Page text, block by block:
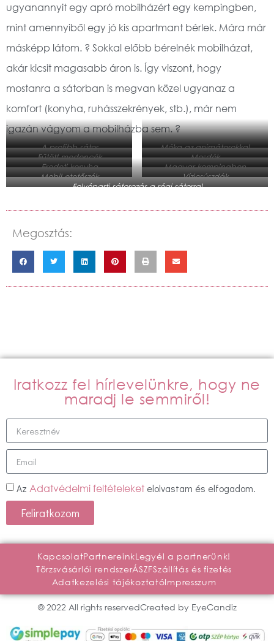
ugyanannyit egy apró mobilházért egy kempingben,
mint amennyiből egy jó kis apartmant bérlek. Mára már
másképp látom. ? Sokkal előbb bérelnék mobilházat,
akár kicsit magasabb áron is. Így viszont, hogy
mostanra a sátorban is megvan közel ugyanaz a
komfort (konyha, ruhásszekrények, stb.), már nem
igazán vágyom a mobilházba sem. ?
A profibb sátor
Móka az animátorokkal
Fűtött medencék
Mosdók
Eredeti konyha
Magyar kempingben
Mobil etetőszék
Vízicsúszdák
Folyóparti sátorozás a régi sátorral
Megosztás:
Iratkozz fel hírlevelünkre, hogy ne
maradj le semmiről!
Az Adatvédelmi feltételeket elolvastam és elfogadom.
Feliratkozom
KapcsolatPartnereinkLegyél a partnerünk!
Törzsvásárlói rendszerÁSZFSzállítás és fizetés
Adatkezelési tájékoztatóImpresszum
© 2022 All rights reservedCreated by EyeCandiz